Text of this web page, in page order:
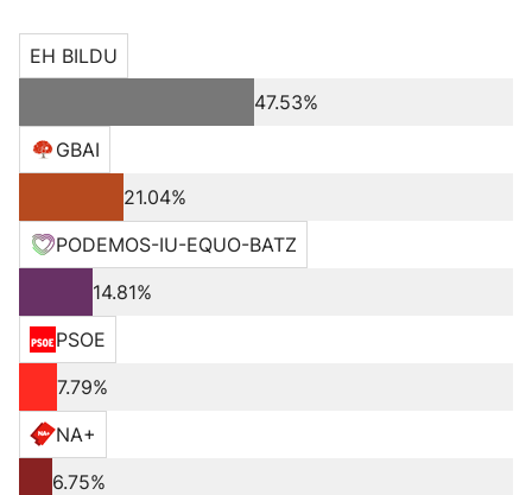
EH BILDU
47.53%
GBAI
21.04%
PODEMOS-IU-EQUO-BATZ
14.81%
PSOE
7.79%
NA+
6.75%